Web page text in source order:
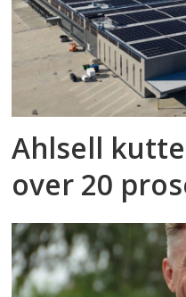
Ahlsell
over 20